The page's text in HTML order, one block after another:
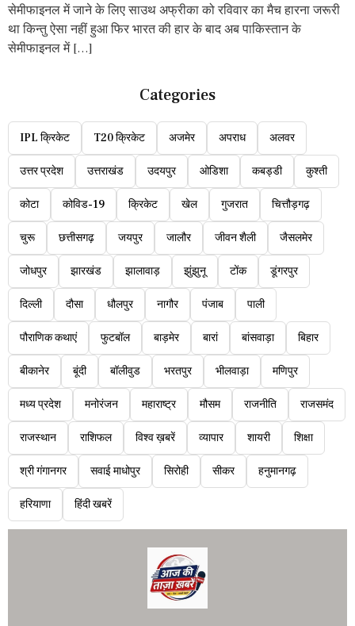
सेमीफाइनल में जाने के लिए साउथ अफ्रीका को रविवार का मैच हारना जरूरी
था किन्तु ऐसा नहीं हुआ फिर भारत की हार के बाद अब पाकिस्तान के
सेमीफाइनल में […]
Categories
IPL क्रिकेट T20 क्रिकेट अजमेर अपराध अलवर
उत्तर प्रदेश उत्तराखंड उदयपुर ओडिशा कबड्डी कुश्ती
कोटा कोविड-19 क्रिकेट खेल गुजरात चित्तौड़गढ़
चुरू छत्तीसगढ़ जयपुर जालौर जीवन शैली जैसलमेर
जोधपुर झारखंड झालावाड़ झुंझुनू टोंक डूंगरपुर
दिल्ली दौसा धौलपुर नागौर पंजाब पाली
पौराणिक कथाएं फुटबॉल बाड़मेर बारां बांसवाड़ा बिहार
बीकानेर बूंदी बॉलीवुड भरतपुर भीलवाड़ा मणिपुर
मध्य प्रदेश मनोरंजन महाराष्ट्र मौसम राजनीति राजसमंद
राजस्थान राशिफल विश्व ख़बरें व्यापार शायरी शिक्षा
श्री गंगानगर सवाई माधोपुर सिरोही सीकर हनुमानगढ़
हरियाणा हिंदी खबरें